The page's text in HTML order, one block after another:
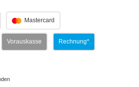
Mastercard
Vorauskasse Rechnung*